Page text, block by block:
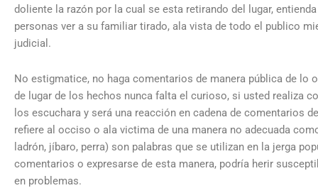
doliente la razón por la cual se esta retirando del lugar,
personas ver a su familiar tirado, ala vista de todo el publico
judicial.
No estigmatice, no haga comentarios de manera pública de lo
de lugar de los hechos nunca falta el curioso, si usted realiza
los escuchara y será una reacción en cadena de comentarios
refiere al occiso o ala victima de una manera no adecuada
ladrón, jíbaro, perra) son palabras que se utilizan en la jerga
comentarios o expresarse de esta manera, podría herir
en problemas.